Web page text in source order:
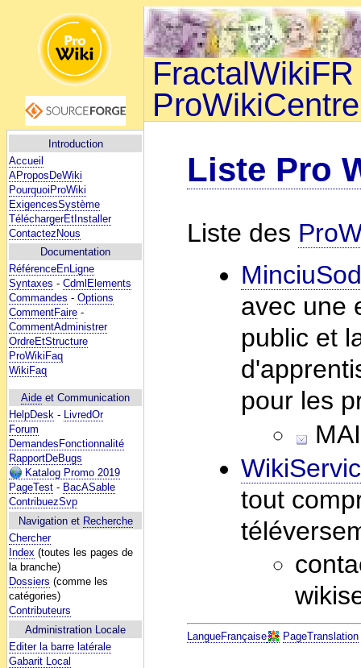
Introduction
Accueil
AProposDeWiki
PourquoiProWiki
ExigencesSystème
TéléchargerEtInstaller
ContactezNous
Documentation
RéférenceEnLigne
Syntaxes - CdmlElements
Commandes - Options
CommentFaire -
CommentAdministrer
OrdreEtStructure
ProWikiFaq
WikiFaq
Aide et Communication
HelpDesk - LivredOr
Forum
DemandesFonctionnalité
RapportDeBugs
Katalog Promo 2019
PageTest - BacASable
ContribuezSvp
Navigation et Recherche
Chercher
Index (toutes les pages de
la branche)
Dossiers (comme les
catégories)
Contributeurs
Administration Locale
Editer la barre latérale
Gabarit Local
FractalWikiFR
ProWikiCentre
Liste Pro
Liste des
avec une
public et
pour les
tout
LangueFrançaise PageTranslation